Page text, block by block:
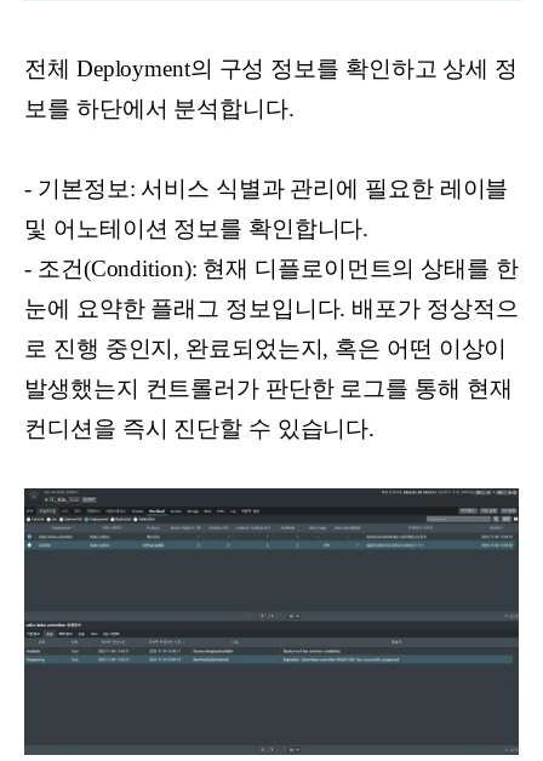
전체 Deployment의 구성 정보를 확인하고 상세 정
보를 하단에서 분석합니다.
- 기본정보: 서비스 식별과 관리에 필요한 레이블
및 어노테이션 정보를 확인합니다.
- 조건(Condition): 현재 디플로이먼트의 상태를 한
눈에 요약한 플래그 정보입니다. 배포가 정상적으
로 진행 중인지, 완료되었는지, 혹은 어떤 이상이
발생했는지 컨트롤러가 판단한 로그를 통해 현재
컨디션을 즉시 진단할 수 있습니다.